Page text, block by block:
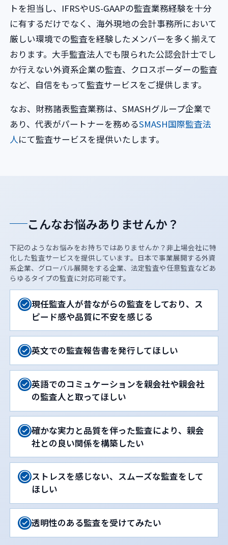
トを担当し、IFRSやUS-GAAPの監査業務経験を十分
に有するだけでなく、海外現地の会計事務所において
厳しい環境での監査を経験したメンバーを多く揃えて
おります。大手監査法人でも限られた公認会計士でし
か行えない外資系企業の監査、クロスボーダーの監査
など、自信をもって監査サービスをご提供します。
なお、財務諸表監査業務は、SMASHグループ企業で
あり、代表がパートナーを務めるSMASH国際監査法
人にて監査サービスを提供いたします。
こんなお悩みありませんか？
下記のようなお悩みをお持ちではありませんか？非上場会社に特
化した監査サービスを提供しています。日本で事業展開する外資
系企業、グローバル展開をする企業、法定監査や任意監査などあ
らゆるタイプの監査に対応可能です。
現任監査人が昔ながらの監査をしており、ス
ピード感や品質に不安を感じる
英文での監査報告書を発行してほしい
英語でのコミュケーションを親会社や親会社
の監査人と取ってほしい
確かな実力と品質を伴った監査により、親会
社との良い関係を構築したい
ストレスを感じない、スムーズな監査をして
ほしい
透明性のある監査を受けてみたい